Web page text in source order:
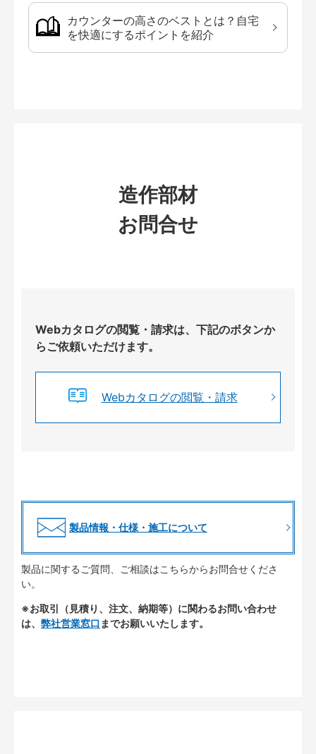
カウンターの高さのベストとは？自宅
を快適にするポイントを紹介
造作部材
お問合せ
Webカタログの閲覧・請求は、下記のボタンか
らご依頼いただけます。
Webカタログの閲覧・請求
製品情報・仕様・施工について
製品に関するご質問、ご相談はこちらからお問合せくださ
い。
※お取引（見積り、注文、納期等）に関わるお問い合わせ
は、 弊社営業窓口 までお願いいたします。